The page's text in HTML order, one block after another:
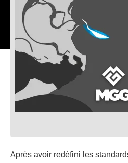
Après avoir redéfini les